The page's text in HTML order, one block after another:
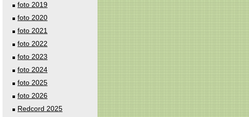
foto 2019
foto 2020
foto 2021
foto 2022
foto 2023
foto 2024
foto 2025
foto 2026
Redcord 2025